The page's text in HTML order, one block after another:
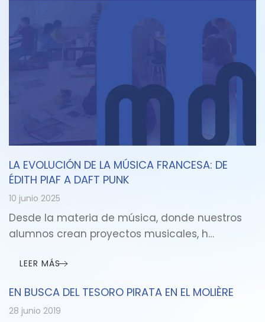
LA EVOLUCIÓN DE LA MÚSICA FRANCESA: DE
ÉDITH PIAF A DAFT PUNK
10 junio 2025
Desde la materia de música, donde nuestros
alumnos crean proyectos musicales, h…
LEER MÁS
EN BUSCA DEL TESORO PIRATA EN EL MOLIÈRE
28 junio 2019